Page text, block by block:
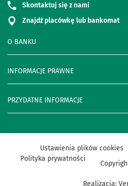
O BANKU
INFORMACJE PRAWNE
PRZYDATNE INFORMACJE
Skontaktuj się z nami
Znajdź placówkę lub bankomat
Realizacja:
Ustawienia plików cookies
Polityka prywatności